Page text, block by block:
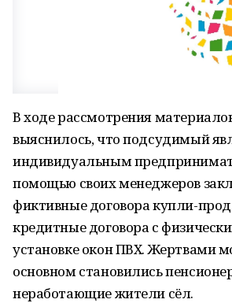
В ходе рассмотрения
выяснилось, что подсудимый
индивидуальным
помощью своих менеджеров
фиктивные договора купли-
кредитные договора с
установке окон ПВХ. Жертвами
основном становились
неработающие жители сёл.